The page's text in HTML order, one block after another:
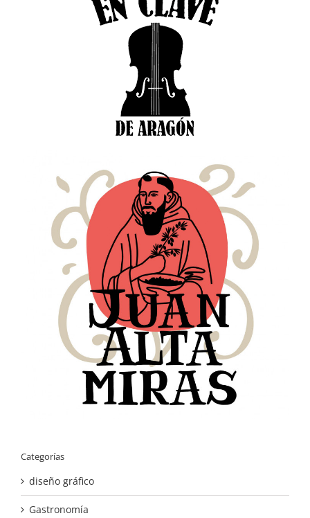
Categorías
diseño gráfico
Gastronomía